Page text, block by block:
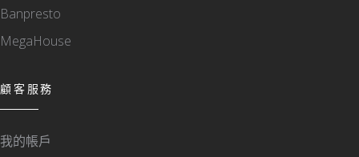
Banpresto
MegaHouse
顧客服務
我的帳戶